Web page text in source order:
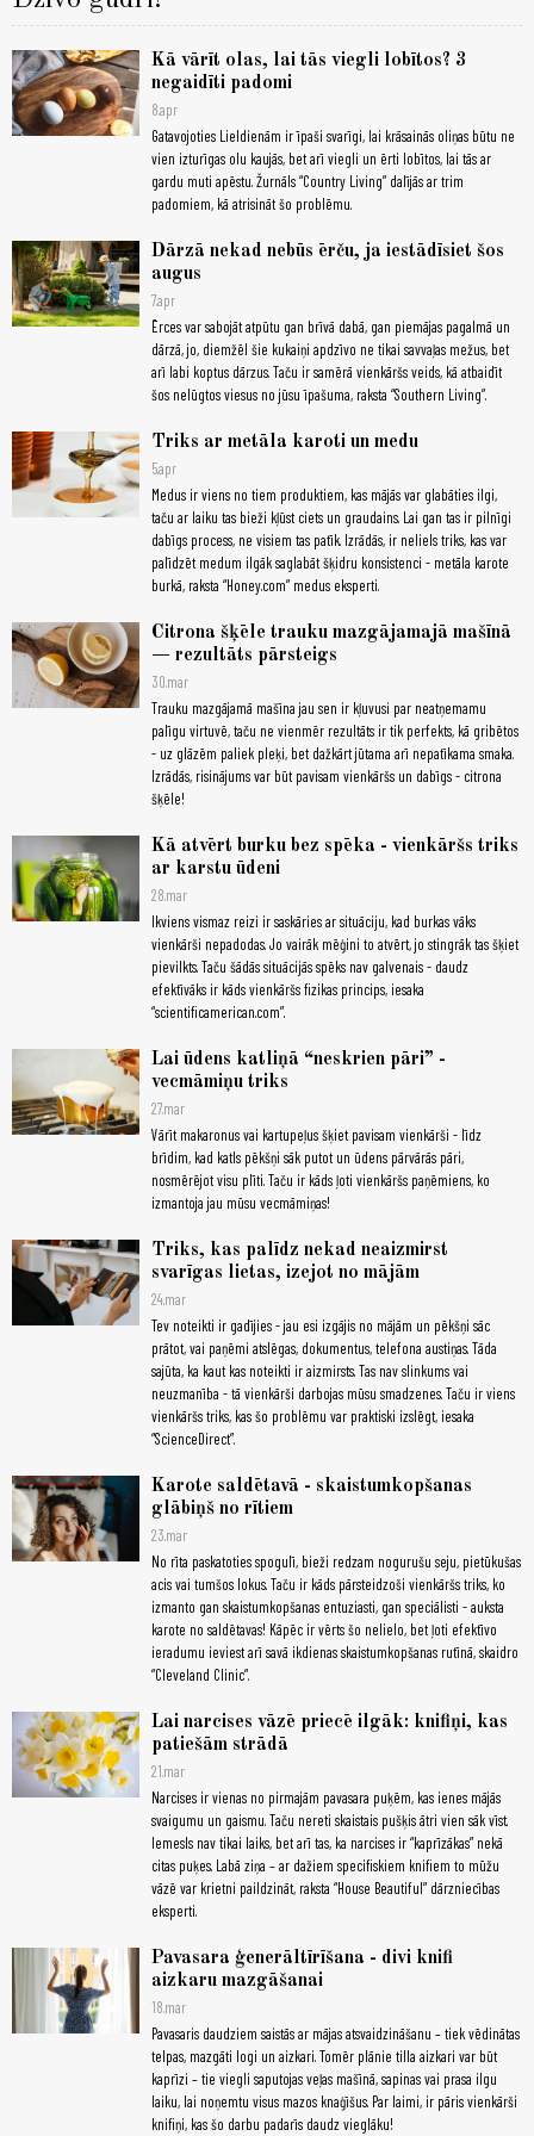
Kā vārīt olas, lai tās viegli lobītos? 3
negaidīti padomi
8.apr
Gatavojoties Lieldienām ir īpaši svarīgi, lai krāsainās oliņas būtu ne
vien izturīgas olu kaujās, bet arī viegli un ērti lobītos, lai tās ar
gardu muti apēstu. Žurnāls “Country Living” dalījās ar trim
padomiem, kā atrisināt šo problēmu.
Dārzā nekad nebūs ērču, ja iestādīsiet šos
augus
7.apr
Ērces var sabojāt atpūtu gan brīvā dabā, gan piemājas pagalmā un
dārzā, jo, diemžēl šie kukaiņi apdzīvo ne tikai savvaļas mežus, bet
arī labi koptus dārzus. Taču ir samērā vienkāršs veids, kā atbaidīt
šos nelūgtos viesus no jūsu īpašuma, raksta “Southern Living”.
Triks ar metāla karoti un medu
5.apr
Medus ir viens no tiem produktiem, kas mājās var glabāties ilgi,
taču ar laiku tas bieži kļūst ciets un graudains. Lai gan tas ir pilnīgi
dabīgs process, ne visiem tas patīk. Izrādās, ir neliels triks, kas var
palīdzēt medum ilgāk saglabāt šķidru konsistenci - metāla karote
burkā, raksta “Honey.com” medus eksperti.
Citrona šķēle trauku mazgājamajā mašīnā
— rezultāts pārsteigs
30.mar
Trauku mazgājamā mašīna jau sen ir kļuvusi par neatņemamu
palīgu virtuvē, taču ne vienmēr rezultāts ir tik perfekts, kā gribētos
- uz glāzēm paliek pleķi, bet dažkārt jūtama arī nepatīkama smaka.
Izrādās, risinājums var būt pavisam vienkāršs un dabīgs - citrona
šķēle!
Kā atvērt burku bez spēka - vienkāršs triks
ar karstu ūdeni
28.mar
Ikviens vismaz reizi ir saskāries ar situāciju, kad burkas vāks
vienkārši nepadodas. Jo vairāk mēģini to atvērt, jo stingrāk tas šķiet
pievilkts. Taču šādās situācijās spēks nav galvenais - daudz
efektīvāks ir kāds vienkāršs fizikas princips, iesaka
“scientificamerican.com”.
Lai ūdens katliņā “neskrien pāri” -
vecmāmiņu triks
27.mar
Vārīt makaronus vai kartupeļus šķiet pavisam vienkārši - līdz
brīdim, kad katls pēkšņi sāk putot un ūdens pārvārās pāri,
nosmērējot visu plīti. Taču ir kāds ļoti vienkāršs paņēmiens, ko
izmantoja jau mūsu vecmāmiņas!
Triks, kas palīdz nekad neaizmirst
svarīgas lietas, izejot no mājām
24.mar
Tev noteikti ir gadījies - jau esi izgājis no mājām un pēkšņi sāc
prātot, vai paņēmi atslēgas, dokumentus, telefona austiņas. Tāda
sajūta, ka kaut kas noteikti ir aizmirsts. Tas nav slinkums vai
neuzmanība - tā vienkārši darbojas mūsu smadzenes. Taču ir viens
vienkāršs triks, kas šo problēmu var praktiski izslēgt, iesaka
“ScienceDirect”.
Karote saldētavā - skaistumkopšanas
glābiņš no rītiem
23.mar
No rīta paskatoties spogulī, bieži redzam nogurušu seju, pietūkušas
acis vai tumšos lokus. Taču ir kāds pārsteidzoši vienkāršs triks, ko
izmanto gan skaistumkopšanas entuziasti, gan speciālisti - auksta
karote no saldētavas! Kāpēc ir vērts šo nelielo, bet ļoti efektīvo
ieradumu ieviest arī savā ikdienas skaistumkopšanas rutīnā, skaidro
“Cleveland Clinic”.
Lai narcises vāzē priecē ilgāk: knifiņi, kas
patiešām strādā
21.mar
Narcises ir vienas no pirmajām pavasara puķēm, kas ienes mājās
svaigumu un gaismu. Taču nereti skaistais pušķis ātri vien sāk vīst.
Iemesls nav tikai laiks, bet arī tas, ka narcises ir “kaprīzākas” nekā
citas puķes. Labā ziņa – ar dažiem specifiskiem knifiem to mūžu
vāzē var krietni paildzināt, raksta “House Beautiful” dārzniecības
eksperti.
Pavasara ģenerāltīrīšana - divi knifi
aizkaru mazgāšanai
18.mar
Pavasaris daudziem saistās ar mājas atsvaidzināšanu – tiek vēdinātas
telpas, mazgāti logi un aizkari. Tomēr plānie tilla aizkari var būt
kaprīzi – tie viegli saputojas veļas mašīnā, sapinas vai prasa ilgu
laiku, lai noņemtu visus mazos knaģīšus. Par laimi, ir pāris vienkārši
knifiņi, kas šo darbu padarīs daudz vieglāku!